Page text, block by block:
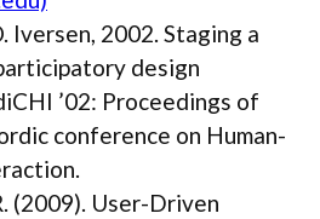
Iversen, 2002. Staging a
design
’02: Proceedings of
conference on Human-
(2009). User-Driven